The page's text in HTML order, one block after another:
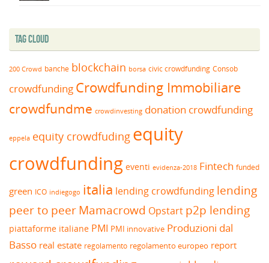
Tag Cloud
200 Crowd banche blockchain borsa civic crowdfunding Consob
crowdfunding Crowdfunding Immobiliare
crowdfundme crowdinvesting donation crowdfunding
eppela equity crowdfuding equity
crowdfunding eventi evidenza-2018 Fintech funded
green ICO indiegogo italia lending crowdfunding lending
peer to peerMamacrowd Opstart p2p lending
piattaforme italiane PMI PMI innovative Produzioni dal
Basso real estate regolamento regolamento europeo report